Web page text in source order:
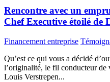
Rencontre avec un
Chef Executive étoilé de
Financement entreprise
Qu’est ce qui vous a décidé
l’originalité, le fil conducteur de
Louis Verstrepen...